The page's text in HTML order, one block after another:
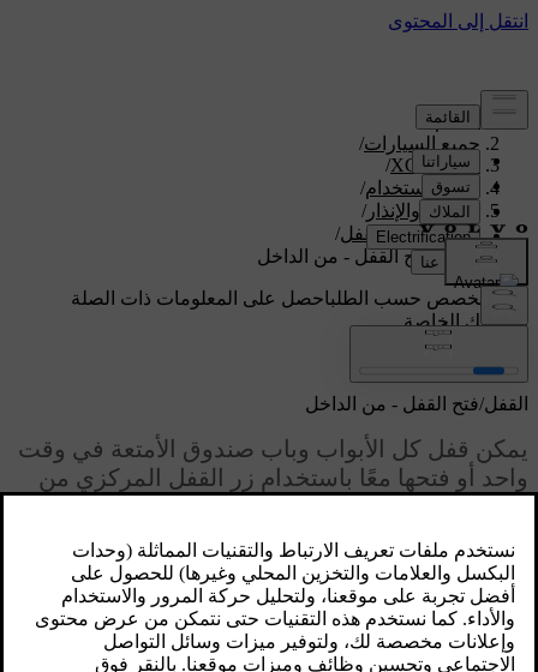
الدعم/
جميع السيارات/
XC70 2016
/
دليل الاستخدام/
الأقفال والإنذار/
القفل/فتح القفل/
القفل/فتح القفل - من الداخل
دعم مخصص حسب الطلباحصل على المعلومات ذات الصلة
بسيارتك الخاصة.
تسجيل الدخول
محدّث ٠٨‏/٠٦‏/٢٠٢٣
القفل/فتح القفل - من الداخل
يمكن قفل كل الأبواب وباب صندوق الأمتعة في وقت
واحد أو فتحها معًا باستخدام زر القفل المركزي من
القفل المركزي